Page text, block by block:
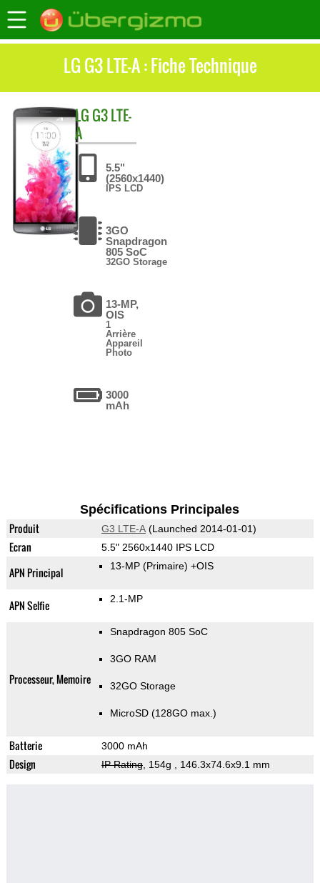
LG G3 LTE-A : Fiche Technique
LG G3 LTE-
A
5.5"
(2560x1440)
IPS LCD
3GO
Snapdragon
805 SoC
32GO Storage
13-MP,
OIS
1
Arrière
Appareil
Photo
3000
mAh
Spécifications Principales
Produit G3 LTE-A(Launched 2014-01-01)
Ecran 5.5" 2560x1440 IPS LCD
APN Principal 13-MP (Primaire) +OIS
APN Selfie 2.1-MP
Processeur, Memoire
Snapdragon 805 SoC
3GO RAM
32GO Storage
MicroSD (128GO max.)
Batterie 3000 mAh
Design IP Rating, 154g , 146.3x74.6x9.1 mm